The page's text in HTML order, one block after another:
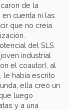
de la
cuenta ni las
que no creía
del SLS.
industrial
el coautor), al
le había escrito
ella creó un
luego
y a una